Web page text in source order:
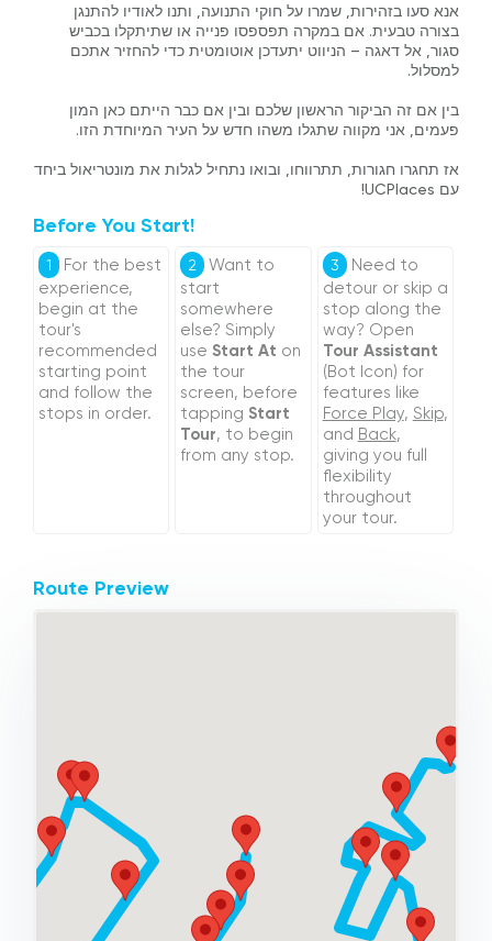
אנא סעו בזהירות, שמרו על חוקי התנועה, ותנו לאודיו להתנגן
בצורה טבעית. אם במקרה תפספסו פנייה או שתיתקלו בכביש
סגור, אל דאגה – הניווט יתעדכן אוטומטית כדי להחזיר אתכם
למסלול.
בין אם זה הביקור הראשון שלכם ובין אם כבר הייתם כאן המון
פעמים, אני מקווה שתגלו משהו חדש על העיר המיוחדת הזו.
אז תחגרו חגורות, תתרווחו, ובואו נתחיל לגלות את מונטריאול ביחד
עם UCPlaces!
Before You Start!
1
For the best
experience,
begin at the
tour's
recommended
starting point
and follow the
stops in order.
2
Want to
start
somewhere
else? Simply
useStart At on
the tour
screen, before
tappingStart
Tour, to begin
from any stop.
3 Need to
detour or skip a
stop along the
way? Open
Tour Assistant
(Bot Icon) for
features like
Force Play, Skip,
and Back,
giving you full
flexibility
throughout
your tour.
Route Preview